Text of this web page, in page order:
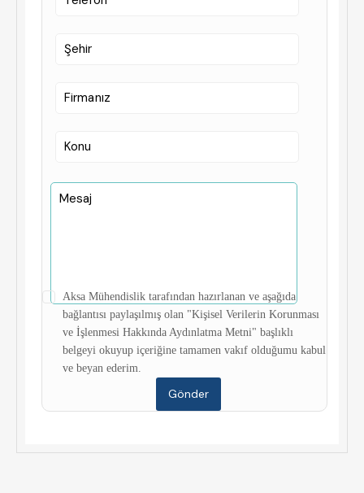
Aksa Mühendislik tarafından hazırlanan ve aşağıda
bağlantısı paylaşılmış olan "Kişisel Verilerin Korunması
ve İşlenmesi Hakkında Aydınlatma Metni" başlıklı
belgeyi okuyup içeriğine tamamen vakıf olduğumu kabul
ve beyan ederim.